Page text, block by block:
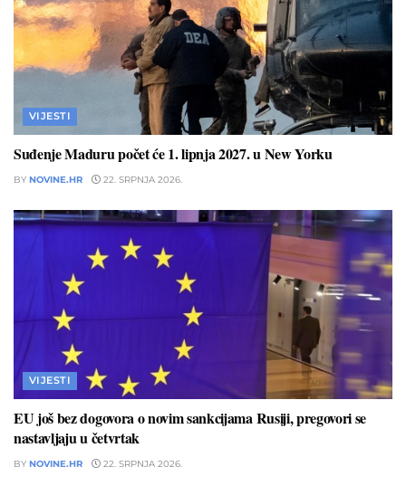
VIJESTI
Suđenje Maduru počet će 1. lipnja 2027. u New Yorku
BY NOVINE.HR 22. SRPNJA 2026.
VIJESTI
EU još bez dogovora o novim sankcijama Rusiji, pregovori se
nastavljaju u četvrtak
BY NOVINE.HR 22. SRPNJA 2026.